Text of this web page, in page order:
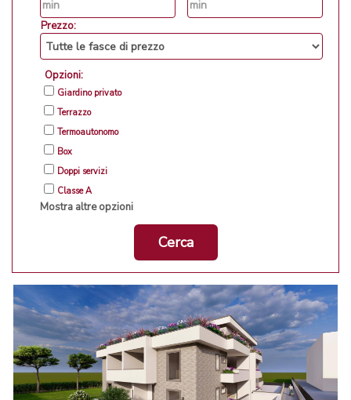
Prezzo:
Opzioni:
Giardino privato
Terrazzo
Termoautonomo
Box
Doppi servizi
Classe A
Mostra altre opzioni
Cerca